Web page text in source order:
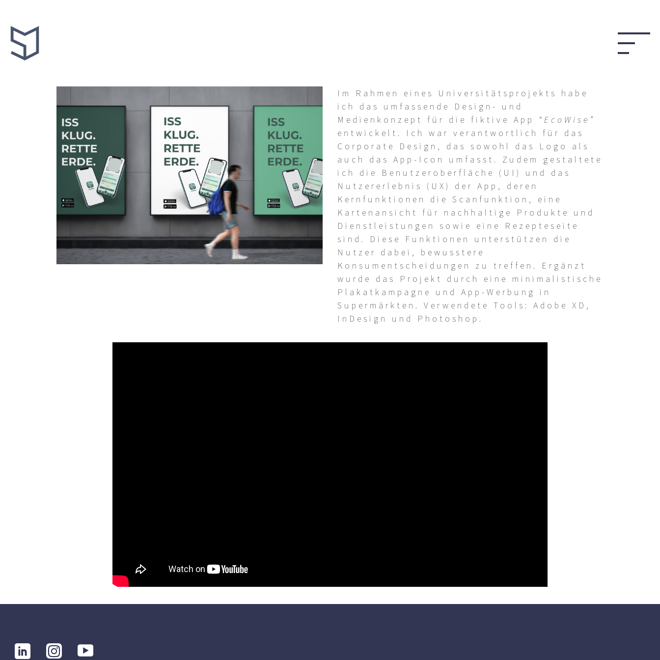
Im Rahmen eines Universitätsprojekts habe
ich das umfassende Design- und
Medienkonzept für die fiktive App “EcoWise”
entwickelt. Ich war verantwortlich für das
Corporate Design, das sowohl das Logo als
auch das App-Icon umfasst. Zudem gestaltete
ich die Benutzeroberfläche (UI) und das
Nutzererlebnis (UX) der App, deren
Kernfunktionen die Scanfunktion, eine
Kartenansicht für nachhaltige Produkte und
Dienstleistungen sowie eine Rezepteseite
sind. Diese Funktionen unterstützen die
Nutzer dabei, bewusstere
Konsumentscheidungen zu treffen. Ergänzt
wurde das Projekt durch eine minimalistische
Plakatkampagne und App-Werbung in
Supermärkten. Verwendete Tools: Adobe XD,
InDesign und Photoshop.